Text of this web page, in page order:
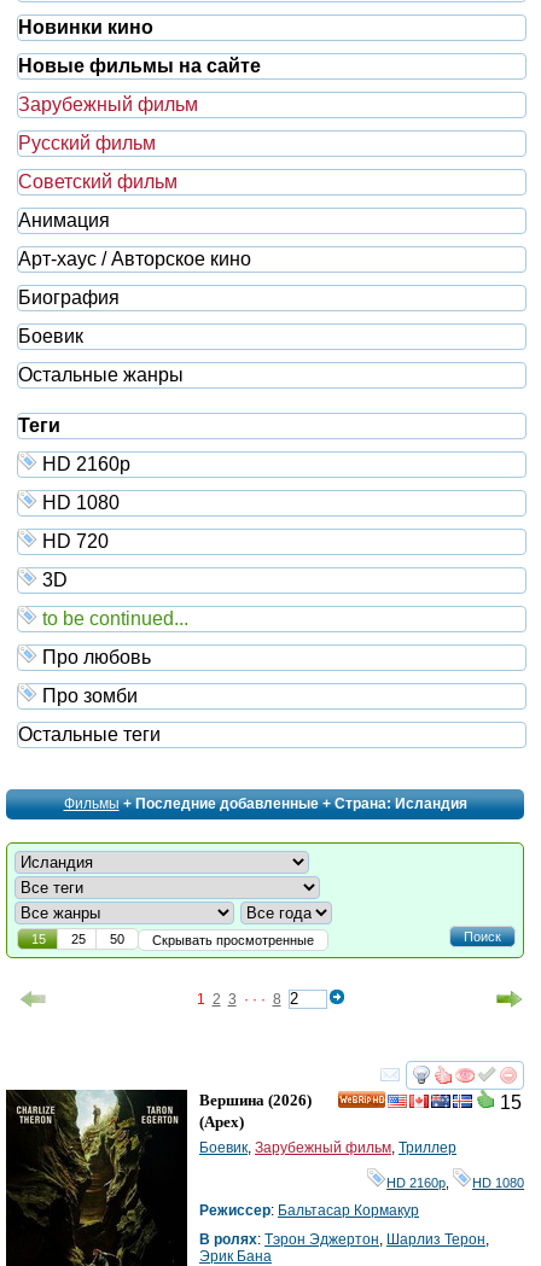
Новинки кино
Новые фильмы на сайте
Зарубежный фильм
Русский фильм
Советский фильм
Анимация
Арт-хаус / Авторское кино
Биография
Боевик
Остальные жанры
Теги
HD 2160р
HD 1080
HD 720
3D
to be continued...
Про любовь
Про зомби
Остальные теги
Фильмы+ Последние добавленные + Страна: Исландия
Поиск
15 25 50 Скрывать просмотренные
1 2 3 · · · 8
смотреть
15
Вершина (2026)
(Apex)
Боевик, Зарубежный фильм, Триллер
HD 2160р HD 1080
Режиссер: Бальтасар Кормакур
В ролях: Тэрон Эджертон, Шарлиз Терон,
Эрик Бана